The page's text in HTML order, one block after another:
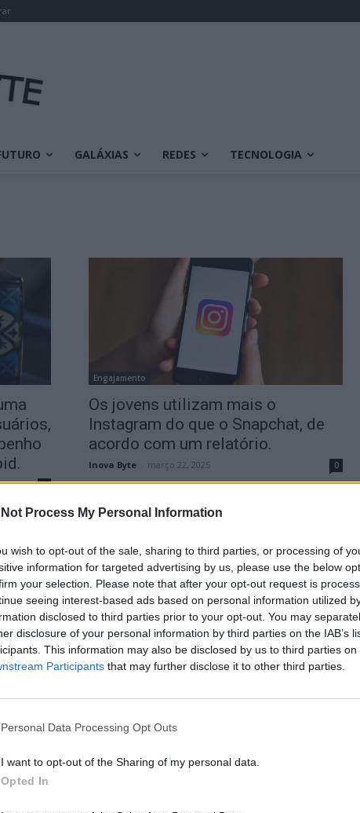
Not Process My Personal Information
wish to opt-out of the sale, sharing to third parties, or processing of
information for targeted advertising by us, please use the below
your selection. Please note that after your opt-out request is
seeing interest-based ads based on personal information utilized
disclosed to third parties prior to your opt-out. You may
disclosure of your personal information by third parties on the IAB’s
This information may also be disclosed by us to third parties on
Participants that may further disclose it to other third parties.
Personal Data Processing Opt Outs
I want to opt-out of the Sharing of my personal data.
Opted In
GALÁXIAS REDES TECNOLOGIA
0
Engajamento
Os jovens utilizam mais o
Instagram do que o Snapchat, de
acordo com um relatório.
Inova Byte março 22, 2025 0